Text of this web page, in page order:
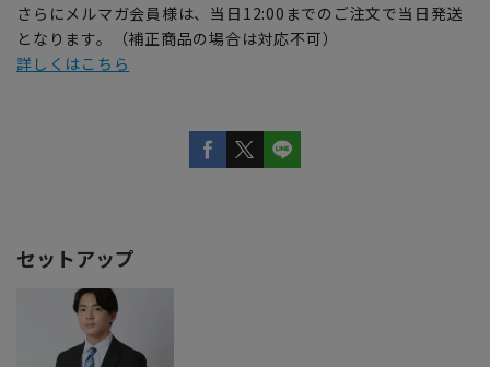
さらにメルマガ会員様は、当日12:00までのご注文で当日発送
となります。（補正商品の場合は対応不可）
詳しくはこちら